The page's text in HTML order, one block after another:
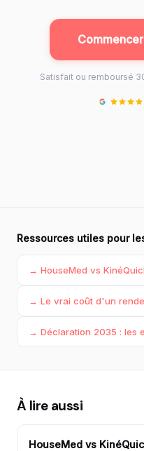
Satisfait ou remboursé
Ressources utiles pour
→ HouseMed vs
→ Le vrai coût d'un
→ Déclaration 2035 : les
À lire aussi
HouseMed vs